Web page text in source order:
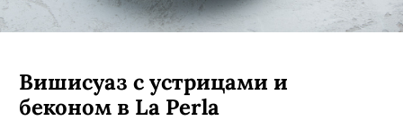
Вишисуаз с устрицами и
беконом в La Perla